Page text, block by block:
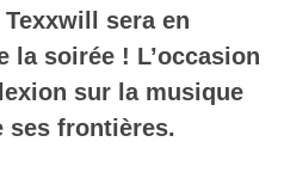
sera en
la soirée ! L’occasion
sur la musique
ses frontières.